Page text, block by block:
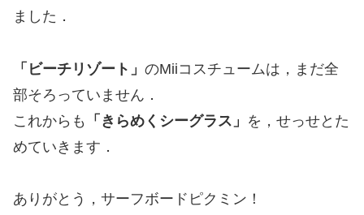
ました．
「ビーチリゾート」 のMiiコスチュームは，まだ全
部そろっていません．
これからも
「きらめくシーグラス」 を，せっせとた
めていきます．
ありがとう，サーフボードピクミン！